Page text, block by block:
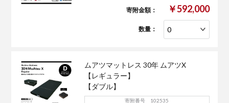
寄附金額： ￥592,000
数量：
ムアツマットレス 30年 ムアツX
【レギュラー】
【ダブル】
寄附番号 102535